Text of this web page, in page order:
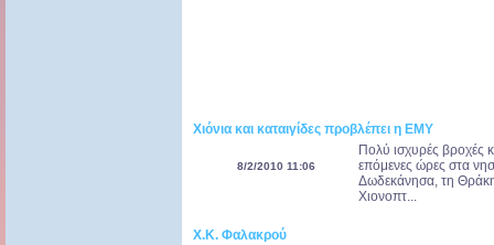
Χιόνια και καταιγίδες προβλέπει η ΕΜΥ
8/2/2010 11:06
Πολύ ισχυρές βροχές
επόμενες ώρες στα
Δωδεκάνησα, τη Θράκη
Χιονοπτ...
Χ.Κ. Φαλακρού